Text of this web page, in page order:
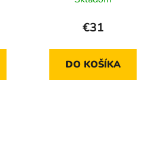
€31
DO KOŠÍKA